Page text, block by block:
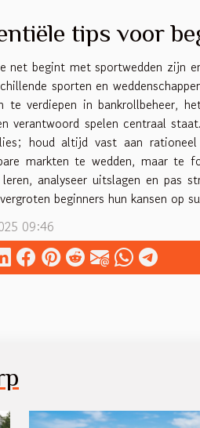
tips voor
net begint met sportwedden zijn
sporten en
te verdiepen in bankrollbeheer,
verantwoord spelen centraal
houd altijd vast aan
markten te wedden, maar te
analyseer uitslagen en pas
beginners hun kansen op
09:46